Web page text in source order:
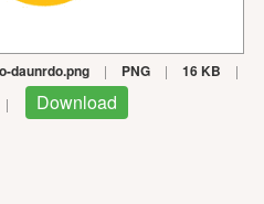
daunrdo.png | PNG | 16 KB |
| Download